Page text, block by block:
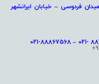
فردوسی – خیابان ایرانشهر